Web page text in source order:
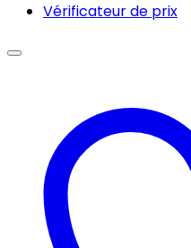
Vérificateur de prix